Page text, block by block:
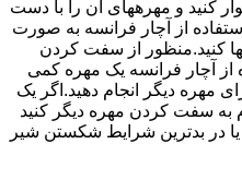
کنید و مهرههای آن را با دست
از آچار فرانسه به صورت
کنید.منظور از سفت کردن
از آچار فرانسه یک مهره کمی
دیگر انجام دهید.اگر یک
سفت کردن مهره دیگر کنید
در بدترین شرایط شکستن شیر